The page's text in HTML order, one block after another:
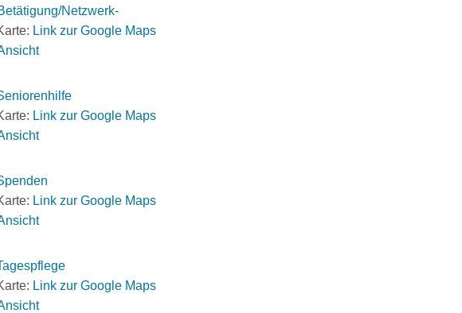
Netzwerk-
Link zur Google Maps
Link zur Google Maps
Link zur Google Maps
Link zur Google Maps